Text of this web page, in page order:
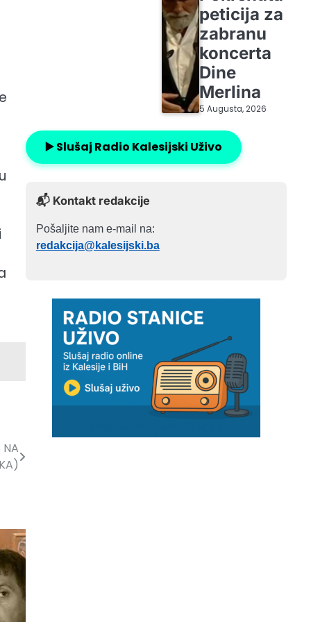
NA
peticija za
zabranu
koncerta
Dine
Merlina
5 Augusta, 2026
▶️ Slušaj Radio Kalesijski Uživo
📬 Kontakt redakcije
Pošaljite nam e-mail na:
redakcija@kalesijski.ba